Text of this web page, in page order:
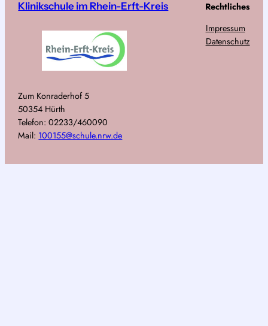
Klinikschule im Rhein-Erft-Kreis
Zum Konraderhof 5
50354 Hürth
Telefon: 02233/460090
Mail: 100155@schule.nrw.de
Rechtliches
Impressum
Datenschutz